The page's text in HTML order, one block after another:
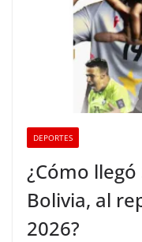
DEPORTES
¿Cómo
Bolivia, al
2026?